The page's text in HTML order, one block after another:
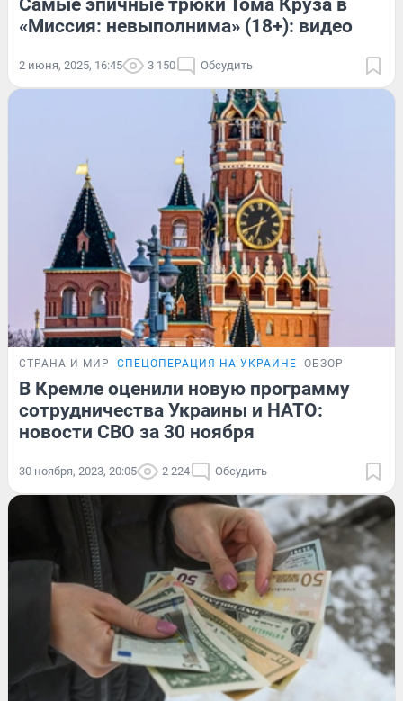
Самые эпичные трюки Тома Круза в
«Миссия: невыполнима» (18+): видео
2 июня, 2025, 16:45 3 150 Обсудить
СТРАНА И МИР СПЕЦОПЕРАЦИЯ НА УКРАИНЕ ОБЗОР
В Кремле оценили новую программу
сотрудничества Украины и НАТО:
новости СВО за 30 ноября
30 ноября, 2023, 20:05 2 224 Обсудить